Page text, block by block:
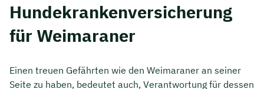
Finanzen
Expats
Über Uns
Hundekrankenversicherung
für Weimaraner
Einen treuen Gefährten wie den Weimaraner an seiner
Seite zu haben, bedeutet auch, Verantwortung für dessen